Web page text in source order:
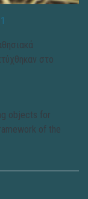
στο
objects for
of the